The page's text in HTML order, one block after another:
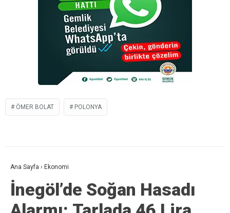
ÖMER BOLAT POLONYA
Ana Sayfa › Ekonomi
İnegöl’de Soğan Hasadı